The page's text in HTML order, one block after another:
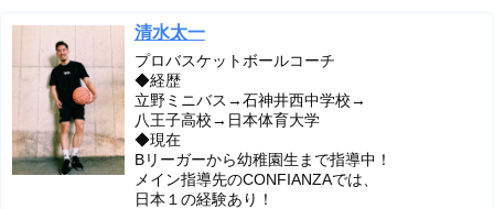
清水太一
プロバスケットボールコーチ
◆経歴
立野ミニバス→石神井西中学校→
八王子高校→日本体育大学
◆現在
Bリーガーから幼稚園生まで指導中！
メイン指導先のCONFIANZAでは、
日本１の経験あり！